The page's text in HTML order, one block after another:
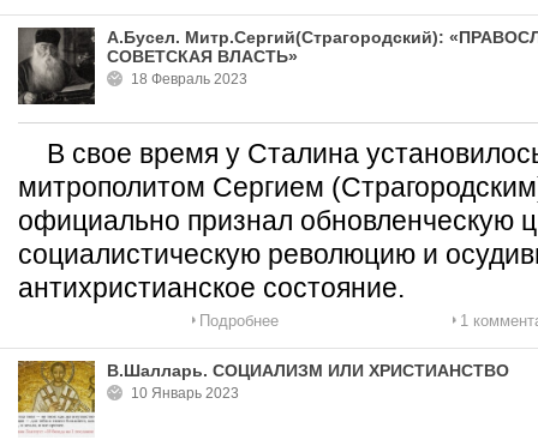
А.Бусел. Митр.Сергий(Страгородский):
СОВЕТСКАЯ ВЛАСТЬ»
18 Февраль 2023
В свое время у Сталина
митрополитом Сергием
официально признал обновленческую
социалистическую революцию и
антихристианское состояние.
Подробнее 1
В.Шалларь. СОЦИАЛИЗМ ИЛИ ХРИСТИАНСТВО
10 Январь 2023